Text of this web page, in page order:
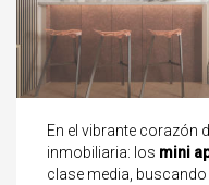
En el vibrante corazón
inmobiliaria: los mini
clase media,